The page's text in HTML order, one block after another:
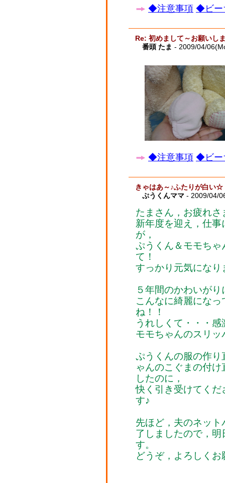
◆注意事項 ◆ビー
Re: 初めまして～お願いし
番頭 たま - 2009/04/
◆注意事項 ◆ビー
きゃはあ～♪ふたりが白い☆
ぷうくんママ - 2009/04/
たまさん，お疲れさ
新年度を迎え，仕
が，
ぷうくん＆モモち
て！
すっかり元気になり
５年間のかわいが
こんなに綺麗にな
ね！！
うれしくて・・・
モモちゃんのスリ
ぷうくんの服の作
ゃんのこぐまの付
したのに，
快く引き受けてく
す♪
先ほど，夫のネッ
了しましたので，
す。
どうぞ，よろしく